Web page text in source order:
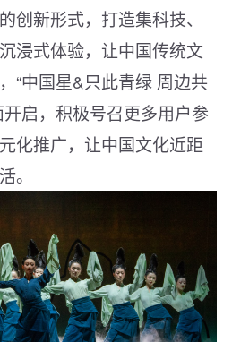
创新形式，打造集科技、
浸式体验，让中国传统文
“中国星&只此青绿 周边共
启，积极号召更多用户参
化推广，让中国文化近距
。